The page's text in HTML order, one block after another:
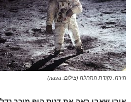
הירח. נקודת התחלה (צילום: nasa)